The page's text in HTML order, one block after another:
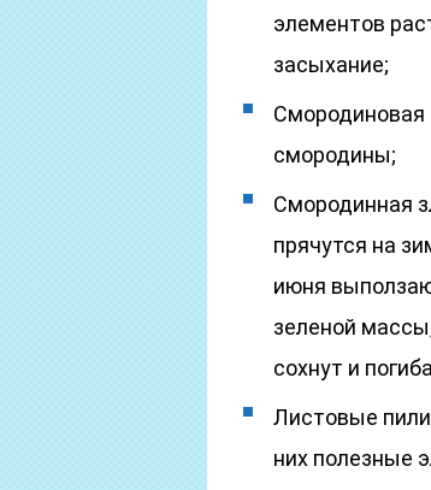
элементов
засыхание;
Смородиновая
смородины;
Смородинная
прячутся на
июня
зеленой
сохнут и
Листовые
них полезные